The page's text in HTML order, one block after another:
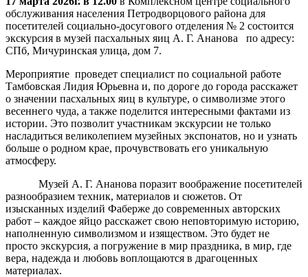
обслуживания населения Петродворцового района для
посетителей социально-досугового отделения № 2 состоится
экскурсия в музей пасхальных яиц А. Г. Ананова по адресу:
СПб, Мичуринская улица, дом 7.
Мероприятие проведет специалист по социальной работе
Тамбовская Лидия Юрьевна и, по дороге до города расскажет
о значении пасхальных яиц в культуре, о символизме этого
весеннего чуда, а также поделится интересными фактами из
истории. Это позволит участникам экскурсии не только
насладиться великолепием музейных экспонатов, но и узнать
больше о родном крае, прочувствовать его уникальную
атмосферу.
Музей А. Г. Ананова поразит воображение посетителей
разнообразием техник, материалов и сюжетов. От
изысканных изделий Фаберже до современных авторских
работ – каждое яйцо расскажет свою неповторимую историю,
наполненную символизмом и изяществом. Это будет не
просто экскурсия, а погружение в мир праздника, в мир, где
вера, надежда и любовь воплощаются в драгоценных
материалах.